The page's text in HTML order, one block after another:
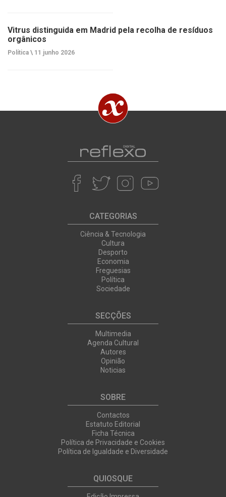
Vitrus distinguida em Madrid pela recolha de resíduos
orgânicos
Política \ 11 junho 2026
CATEGORIAS
Ciência & Tecnologia
Cultura
Desporto
Economia
Freguesias
Política
Sociedade
SECÇÕES
Multimedia
Agenda Cultural
Autores
Opinião
Noticias
SOBRE
Contactos
Estatuto Editorial
Ficha Técnica
Política de Privacidade e Cookies
Política de Igualdade e Diversidade
QUIOSQUE